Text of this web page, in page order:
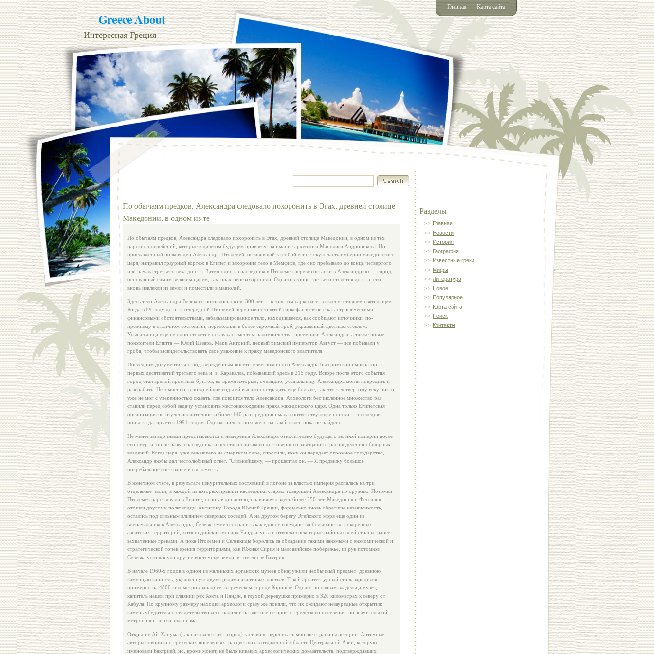
Greece About
Интересная Греция
Главная Карта сайта
Разделы
Главная
Новости
История
География
Известные греки
Мифы
Литература
Новое
Популярное
Карта сайта
Поиск
Контакты
По обычаям предков, Александра следовало похоронить в Эгах, древней столице
Македонии, в одном из те
По обычаям предков, Александра следовало похоронить в Эгах, древней столице Македонии, в одном из тех
царских погребений, которые в далеком будущем привлекут внимание археолога Манолиса Андроникоса. Но
прославленный полководец Александра Птолемей, оставивший за собой египетскую часть империи македонского
царя, направил траурный кортеж в Египет и захоронил тело в Мемфисе, где оно пребывало до конца четвертого
или начала третьего века до н. э. Затем один из наследников Птолемея перевез останки в Александрию — город,
основанный самим великим царем; там прах перезахоронили. Однако в конце третьего столетия до н. э. его
вновь извлекли из земли и поместили в мавзолей.
Здесь тело Александра Великого покоилось около 300 лет.— в золотом саркофаге, в склепе, ставшем святилищем.
Когда в 89 году до н. э. очередной Птолемей переплавил золотой саркофаг в связи с катастрофическими
финансовыми обстоятельствами, забальзамированное тело, находившееся, как сообщают источники, по-
прежнему в отличном состоянии, переложили в более скромный гроб, украшенный цветным стеклом.
Усыпальница еще не одно столетие оставалась местом паломничества: преемники Александра, а также новые
покорители Египта — Юлий Цезарь, Марк Антоний, первый римский император Август — все побывали у
гроба, чтобы засвидетельствовать свое уважение к праху македонского властителя.
Последним документально подтвержденным посетителем покойного Александра был римский император
первых десятилетий третьего века н. э. Каракалла, побывавший здесь в 215 году. Вскоре после этого события
город стал ареной яростных бунтов, во время которых, очевидно, усыпальницу Александра могли повредить и
разграбить. Несомненно, в позднейшие годы ей выпало пострадать еще больше, так что к четвертому веку никто
уже не мог с уверенностью сказать, где покоится тело Александра. Археологи бесчисленное множество раз
ставили перед собой задачу установить местонахождение праха македонского царя. Одна только Египетская
организация по изучению античности более 140 раз предпринимала соответствующие поиски — последняя
попытка датируется 1991 годом. Однако ничего похожего на такой склеп пока не найдено.
Не менее загадочными представляются и намерения Александра относительно будущего великой империи после
его смерти: он не назвал наследника и неоставил никакого достоверного завещания о распределении обширных
владений. Когда царя, уже лежавшего на смертном одре, спросили, кому он передает огромное государство,
Александр якобы дал честолюбивый ответ. "Сильнейшему, — прошептал он. — Я предвижу большое
погребальное состязание в свою честь".
В конечном счете, в результате изнурительных состязаний в погоне за властью империя распалась на три
отдельные части, в каждой из которых правили наследники старых товарищей Александра по оружию. Потомки
Птолемея царствовали в Египте, основав династию, правившую здесь более 250 лет. Македония и Фессалия
отошли другому полководцу, Антигону. Города Южной Греции, формально вновь обретшие независимость,
остались под сильным влиянием северных соседей. А на другом берегу Эгейского моря еще один из
военачальников Александра, Селевк, сумел сохранить как единое государство большинство покоренных
азиатских территорий, хотя индийский монарх Чандрагупта и отвоевал некоторые районы своей страны, ранее
захваченные греками. А пока Птолемеи и Селевкиды боролись за обладание такими лакомыми с экономической и
стратегической точек зрения территориями, как Южная Сирия и малоазийское побережье, из рук потомков
Селевка ускользнули другие восточные земли, в том числе Бактрия.
В начале 1960-х годов в одном из маленьких афганских музеев обнаружили необычный предмет: древнюю
каменную капитель, украшенную двумя рядами акантовых листьев. Такой архитектурный стиль зародился
примерно на 4800 километров западнее, в греческом городе Коринфе. Однако по словам владельца музея,
капитель нашли при слиянии рек Кокча и Пяндж, в глухой деревушке примерно в 320 километрах к северу от
Кабула. По крупному размеру находки археологи сразу же поняли, что их ожидают незаурядные открытия:
камень убедительно свидетельствовал о наличии на востоке не просто греческого поселения, но значительной
метрополии эпохи эллинизма.
Открытие Ай-Ханума (так назывался этот город) заставило переписать многие страницы истории. Античные
авторы говорили о греческих поселениях, расцветших в отдаленной области Центральной Азии, которую
именовали Бактрией, но, кроме монет, не было никаких археологических доказательств, подтверждавших